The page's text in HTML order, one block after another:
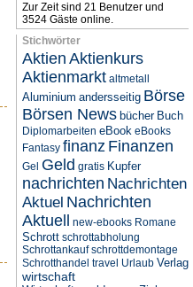
Zur Zeit sind 21 Benutzer und
3524 Gäste online.
Stichwörter
Aktien Aktienkurs
Aktienmarkt altmetall
Aluminium andersseitig Börse
Börsen News bücher Buch
Diplomarbeiten eBook eBooks
Fantasy finanz Finanzen
Gel Geld gratis Kupfer
nachrichten Nachrichten
Aktuel Nachrichten
Aktuell
new-ebooks Romane
Schrott schrottabholung
Schrottankauf schrottdemontage
Schrotthandel travel Urlaub Verlag
wirtschaft